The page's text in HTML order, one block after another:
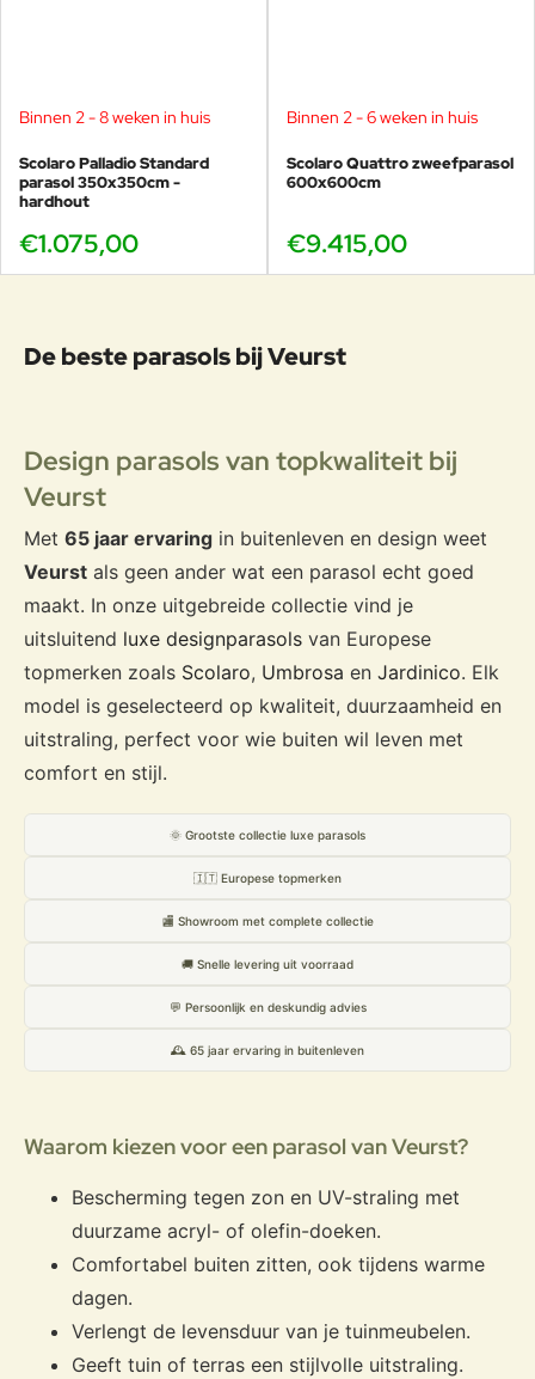
Binnen 2 - 8 weken in huis
Scolaro Palladio Standard
parasol 350x350cm -
hardhout
€1.075,00
Binnen 2 - 6 weken in huis
Scolaro Quattro zweefparasol
600x600cm
€9.415,00
De beste parasols bij Veurst
Design parasols van topkwaliteit bij
Veurst
Met 65 jaar ervaring in buitenleven en design weet
Veurst als geen ander wat een parasol echt goed
maakt. In onze uitgebreide collectie vind je
uitsluitend luxe designparasols van Europese
topmerken zoals Scolaro, Umbrosa en Jardinico. Elk
model is geselecteerd op kwaliteit, duurzaamheid en
uitstraling, perfect voor wie buiten wil leven met
comfort en stijl.
🌞 Grootste collectie luxe parasols
🇮🇹 Europese topmerken
🏬 Showroom met complete collectie
🚚 Snelle levering uit voorraad
💬 Persoonlijk en deskundig advies
🕰️ 65 jaar ervaring in buitenleven
Waarom kiezen voor een parasol van Veurst?
Bescherming tegen zon en UV-straling met
duurzame acryl- of olefin-doeken.
Comfortabel buiten zitten, ook tijdens warme
dagen.
Verlengt de levensduur van je tuinmeubelen.
Geeft tuin of terras een stijlvolle uitstraling.